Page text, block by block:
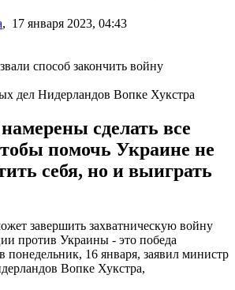
, 17 января 2023, 04:43
дел Нидерландов Вопке Хукстра
сделать все
помочь Украине не
себя, но и выиграть
завершить захватническую войну
против Украины - это победа
понедельник, 16 января, заявил министр
Вопке Хукстра,